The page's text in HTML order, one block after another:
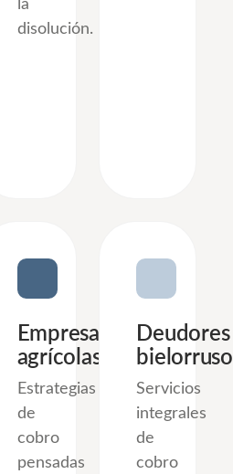
disolución.
Empresas
agrícolas
Estrategias
de
cobro
pensadas
Deudores
Servicios
integrales
de
cobro